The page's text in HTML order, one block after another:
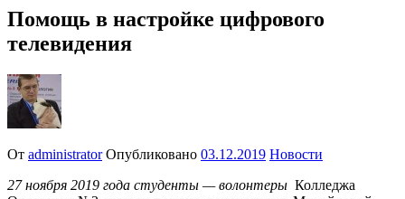
Помощь в настройке цифрового
телевидения
От administrator Опубликовано 03.12.2019 Новости
27 ноября 2019 года студенты — волонтеры Колледжа